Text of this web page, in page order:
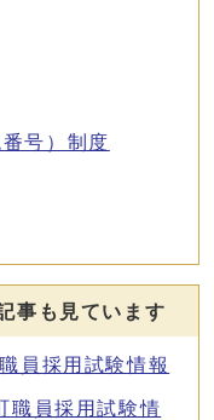
号）制度
事も見ています
員採用試験情報
員採用試験情